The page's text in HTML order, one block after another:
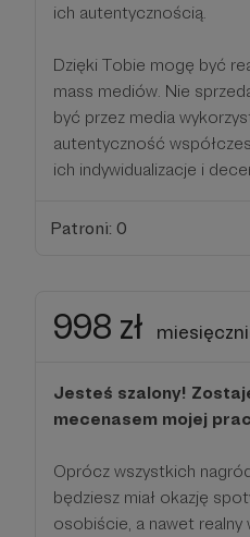
ich autentycznością.
Dzięki Tobie mogę być
mass mediów. Nie
być przez media
autentyczność
ich indywidualizacje i
Patroni: 0
998 zł
Jesteś szalony!
mecenasem mojej
Oprócz wszystkich
będziesz miał okazję
osobiście, a nawet realny